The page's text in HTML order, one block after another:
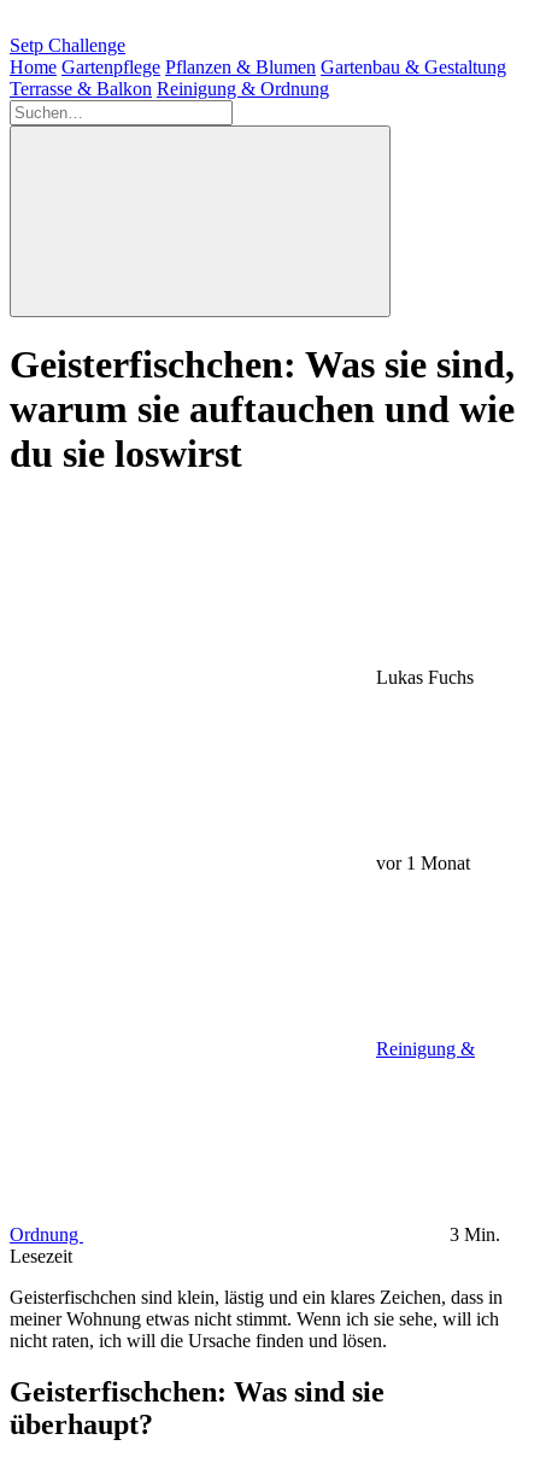
Setp Challenge
Home Gartenpflege Pflanzen & Blumen Gartenbau & Gestaltung
Terrasse & Balkon Reinigung & Ordnung
Geisterfischchen: Was sie sind,
warum sie auftauchen und wie
du sie loswirst
Lukas Fuchs
vor 1 Monat
Reinigung &
Ordnung
3 Min.
Lesezeit
Geisterfischchen sind klein, lästig und ein klares Zeichen, dass in
meiner Wohnung etwas nicht stimmt. Wenn ich sie sehe, will ich
nicht raten, ich will die Ursache finden und lösen.
Geisterfischchen: Was sind sie
überhaupt?